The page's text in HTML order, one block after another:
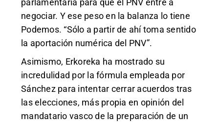
parlamentaria para que el PNV entre a
negociar. Y ese peso en la balanza lo tiene
Podemos. “Sólo a partir de ahí toma sentido
la aportación numérica del PNV”.
Asimismo, Erkoreka ha mostrado su
incredulidad por la fórmula empleada por
Sánchez para intentar cerrar acuerdos tras
las elecciones, más propia en opinión del
mandatario vasco de la preparación de un